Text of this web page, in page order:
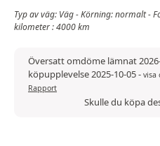
Typ av väg: Väg - Körning: normalt -
kilometer : 4000 km
Översatt omdöme lämnat
köpupplevelse 2025-10-05- visa
Rapport
Skulle du köpa